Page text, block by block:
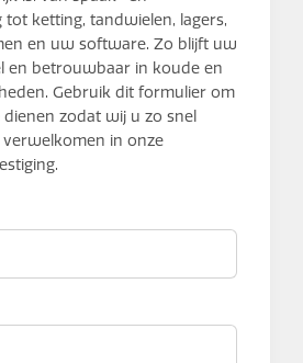
tot ketting, tandwielen, lagers,
en uw software. Zo blijft uw
en betrouwbaar in koude en
Gebruik dit formulier om
zodat wij u zo snel
in onze